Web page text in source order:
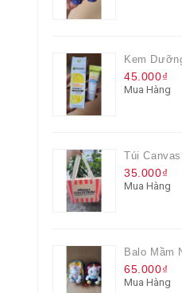
45.000₫
Mua Hàng
35.000₫
Mua Hàng
65.000₫
Mua Hàng